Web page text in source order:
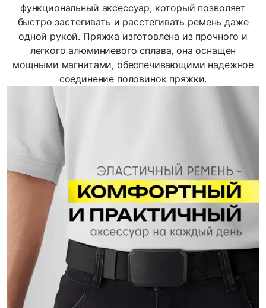
функциональный аксессуар, который позволяет
быстро застегивать и расстегивать ремень даже
одной рукой. Пряжка изготовлена из прочного и
легкого алюминиевого сплава, она оснащен
мощными магнитами, обеспечивающими надежное
соединение половинок пряжки.